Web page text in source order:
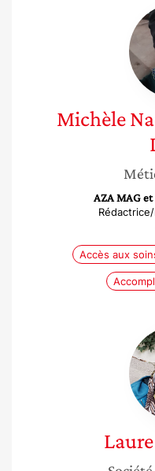
Michèle
AZA MAG et
Accès aux
Laure